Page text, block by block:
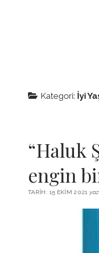
Kategori: İyi
“Haluk
engin
TARIH: 15 EKIM 2021